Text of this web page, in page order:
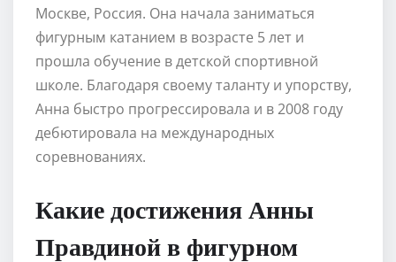
Москве, Россия. Она начала заниматься
фигурным катанием в возрасте 5 лет и
прошла обучение в детской спортивной
школе. Благодаря своему таланту и упорству,
Анна быстро прогрессировала и в 2008 году
дебютировала на международных
соревнованиях.
Какие достижения Анны
Правдиной в фигурном